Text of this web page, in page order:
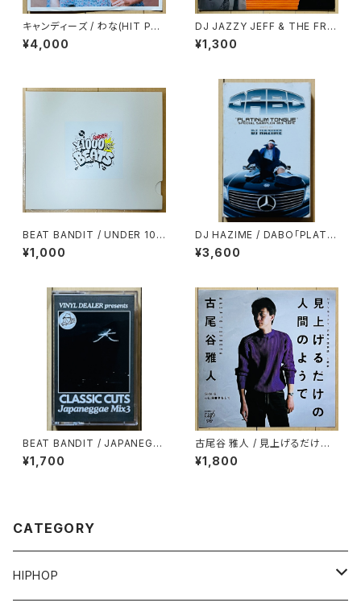
キャンディーズ / わな(HIT PAC
K SERIES)
¥4,000
DJ JAZZY JEFF & THE FRE
SH PRINCE / THE GROOVE
(JAZZY'S GROOVE)
¥1,300
BEAT BANDIT / UNDER 100
0YEN BEATS(60 MINUTES
OF CHEAPNESS)(MIXCD-R)
¥1,000
DJ HAZIME / DABO「PLATIN
UM TONGUE」SPECIAL SA
MPLER MIXTAPE
¥3,600
BEAT BANDIT / JAPANEGG
AE MIX 3(CLASSIC CUTS)
¥1,700
古尾谷 雅人 / 見上げるだけの
人間のようで
¥1,800
CATEGORY
HIPHOP